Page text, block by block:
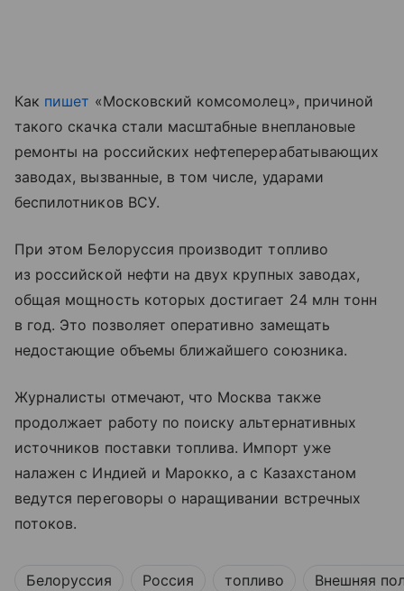
Как пишет «Московский комсомолец», причиной
такого скачка стали масштабные внеплановые
ремонты на российских нефтеперерабатывающих
заводах, вызванные, в том числе, ударами
беспилотников ВСУ.
При этом Белоруссия производит топливо
из российской нефти на двух крупных заводах,
общая мощность которых достигает 24 млн тонн
в год. Это позволяет оперативно замещать
недостающие объемы ближайшего союзника.
Журналисты отмечают, что Москва также
продолжает работу по поиску альтернативных
источников поставки топлива. Импорт уже
налажен с Индией и Марокко, а с Казахстаном
ведутся переговоры о наращивании встречных
потоков.
Белоруссия Россия топливо Внешняя